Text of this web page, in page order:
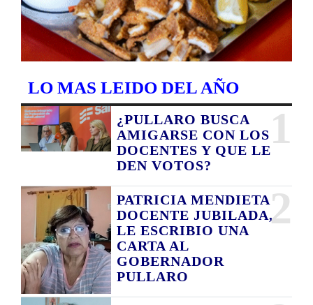
LO MAS LEIDO DEL AÑO
1
¿PULLARO BUSCA
AMIGARSE CON LOS
DOCENTES Y QUE LE
DEN VOTOS?
2
PATRICIA MENDIETA
DOCENTE JUBILADA,
LE ESCRIBIO UNA
CARTA AL
GOBERNADOR
PULLARO